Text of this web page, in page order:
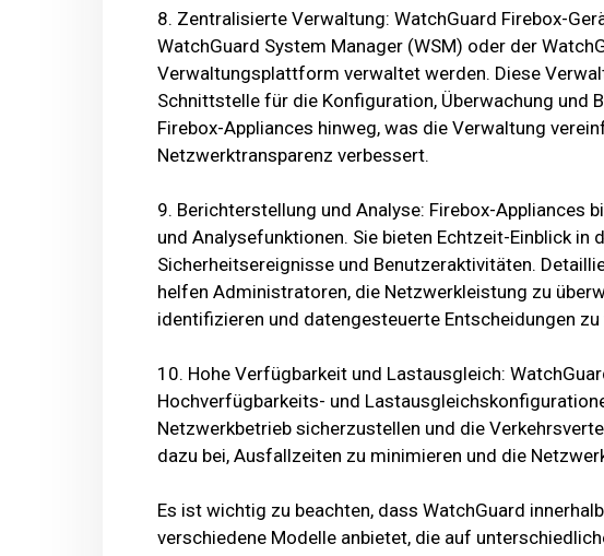
8. Zentralisierte Verwaltung: WatchGuard Firebox-
WatchGuard System Manager (WSM) oder der
Verwaltungsplattform verwaltet werden. Diese
Schnittstelle für die Konfiguration, Überwachung und
Firebox-Appliances hinweg, was die Verwaltung
Netzwerktransparenz verbessert.
9. Berichterstellung und Analyse: Firebox-Appliances
und Analysefunktionen. Sie bieten Echtzeit-Einblick in
Sicherheitsereignisse und Benutzeraktivitäten.
helfen Administratoren, die Netzwerkleistung zu
identifizieren und datengesteuerte Entscheidungen
10. Hohe Verfügbarkeit und Lastausgleich:
Hochverfügbarkeits- und
Netzwerkbetrieb sicherzustellen und die
dazu bei, Ausfallzeiten zu minimieren und die
Es ist wichtig zu beachten, dass WatchGuard
verschiedene Modelle anbietet, die auf